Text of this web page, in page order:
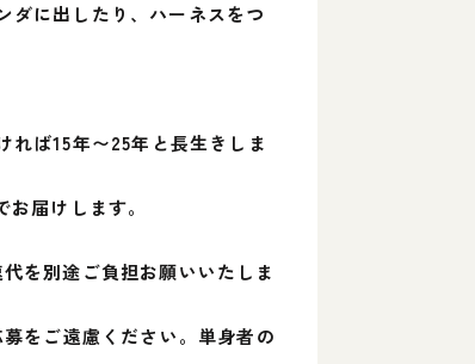
に出したり、ハーネスをつ
ば15年〜25年と長生きしま
届けします。
を別途ご負担お願いいたしま
をご遠慮ください。単身者の